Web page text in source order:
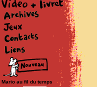
Mario au fil du temps